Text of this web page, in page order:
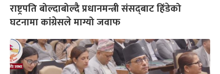
राष्ट्रपति बोल्दाबोल्दै प्रधानमन्त्री संसद्‌बाट हिंडेको
घटनामा कांग्रेसले माग्यो जवाफ